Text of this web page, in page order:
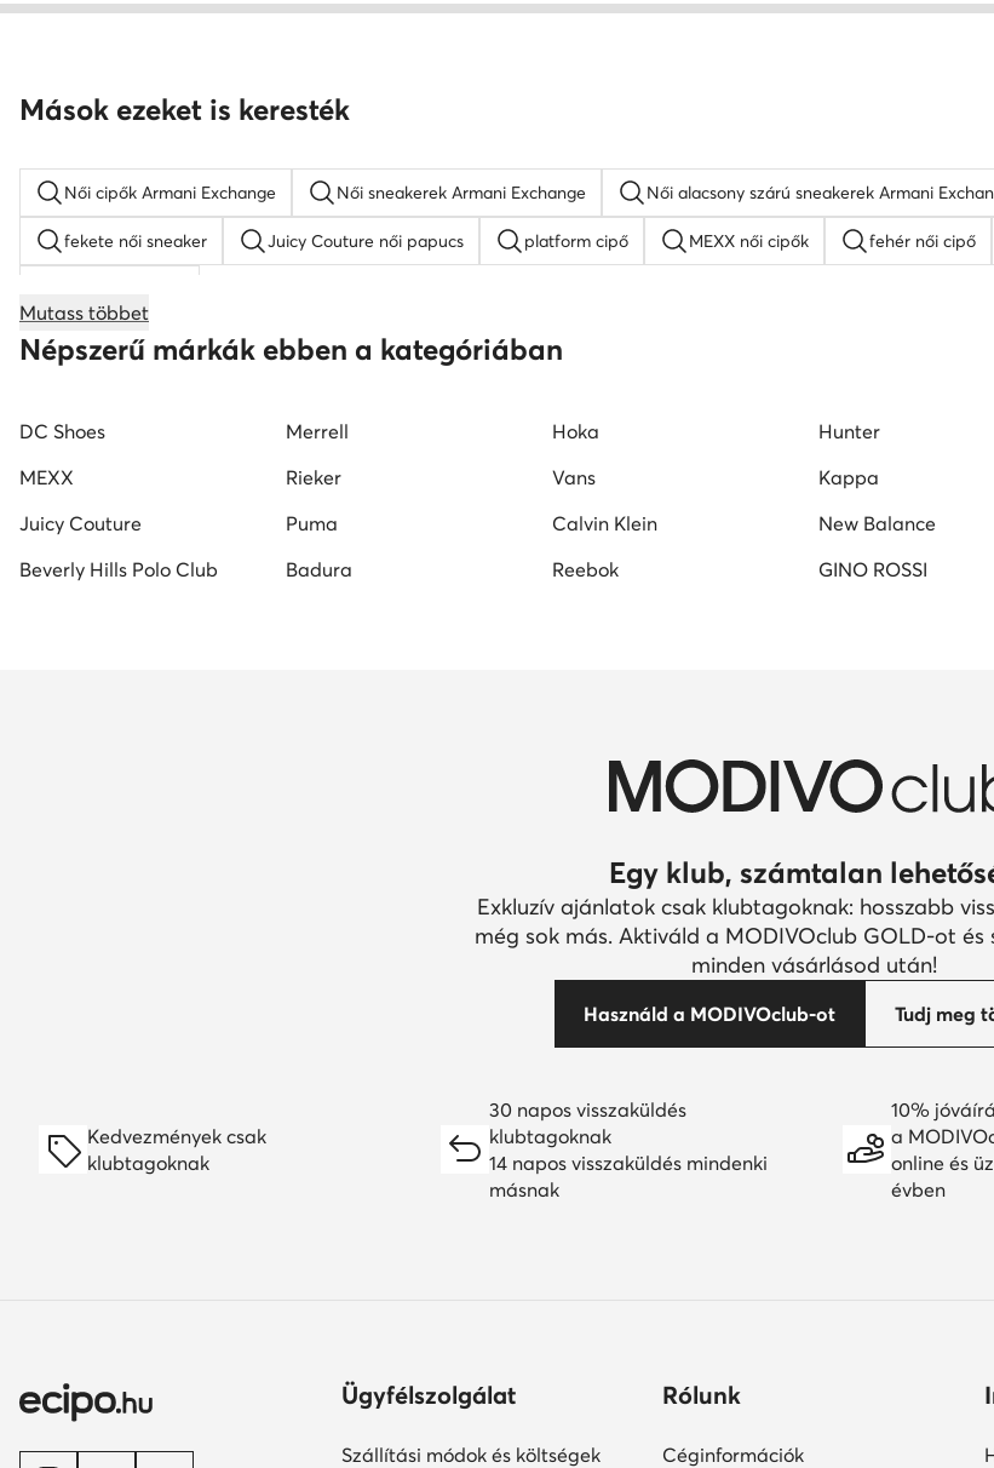
Mások ezeket is keresték
Női cipők Armani Exchange Női sneakerek Armani Exchange Női alacsony szárú sneakerek Armani
fekete női sneaker Juicy Couture női papucs platform cipő MEXX női cipők fehér női cipő
KARL LAGERFELD női cipő női éksarkú szandálok
Vans női tornacipők
Mutass többet
Népszerű márkák ebben a kategóriában
DC Shoes Merrell Hoka Hunter
MEXX
Rieker Vans Kappa
Juicy Couture
Puma Calvin Klein New Balance
Beverly Hills Polo Club
Badura Reebok GINO ROSSI
Egy klub, számtalan
Exkluzív ajánlatok csak klubtagoknak: hosszabb
még sok más. Aktiváld a MODIVOclub GOLD-ot és
minden vásárlásod után!
Használd a MODIVOclub-ot Tudj meg
Kedvezmények csak
klubtagoknak
30 napos visszaküldés
klubtagoknak
14 napos visszaküldés mindenki
másnak
10%
a
online és
évben
Ügyfélszolgálat
Szállítási módok és költségek
Rólunk
Céginformációk